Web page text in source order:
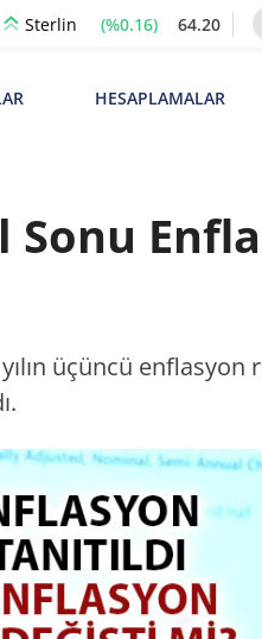
Sterlin (%0.16) 64.20
HESAPLAMALAR
Sonu
üçüncü